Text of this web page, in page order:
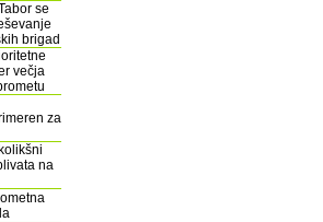
se
brigad
večja
za
na